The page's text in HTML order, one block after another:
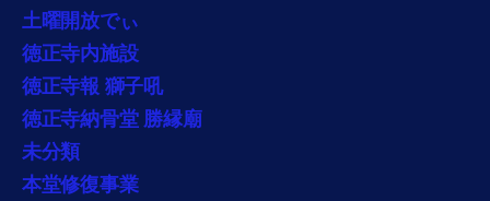
土曜開放でぃ
徳正寺内施設
徳正寺報 獅子吼
徳正寺納骨堂 勝縁廟
未分類
本堂修復事業